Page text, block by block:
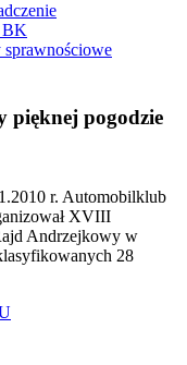
BK
sprawnościowe
pięknej pogodzie
r. Automobilklub
XVIII
Andrzejkowy w
28